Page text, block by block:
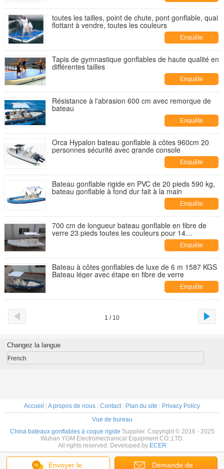
maintenant
toutes les tailles, point de chute, pont gonflable, quai
flottant à vendre, toutes les couleurs
Enquête
maintenant
Tapis de gymnastique gonflables de haute qualité en
différentes tailles
Enquête
maintenant
Résistance à l'abrasion 600 cm avec remorque de
bateau
Enquête
maintenant
Orca Hypalon bateau gonflable à côtes 960cm 20
personnes sécurité avec grande console
Enquête
maintenant
Bateau gonflable rigide en PVC de 20 pieds 590 kg,
bateau gonflable à fond dur fait à la main
Enquête
maintenant
700 cm de longueur bateau gonflable en fibre de
verre 23 pieds toutes les couleurs pour 14
Enquête
maintenant
Bateau à côtes gonflables de luxe de 6 m 1587 KGS
Bateau léger avec étape en fibre de verre
Enquête
maintenant
1 / 10
Envoyer le Demande de
Changez la langue
French
Accueil A propos de nous Contact| Plan du site
Privacy Policy
Vue de bureau
China bateaux gonflables à coque rigide Supplier. Copyright © 2016 - 2025
Wuhan YGM Electromechanical Equipment CO.,LTD.
All rights reserved. Developed by ECER